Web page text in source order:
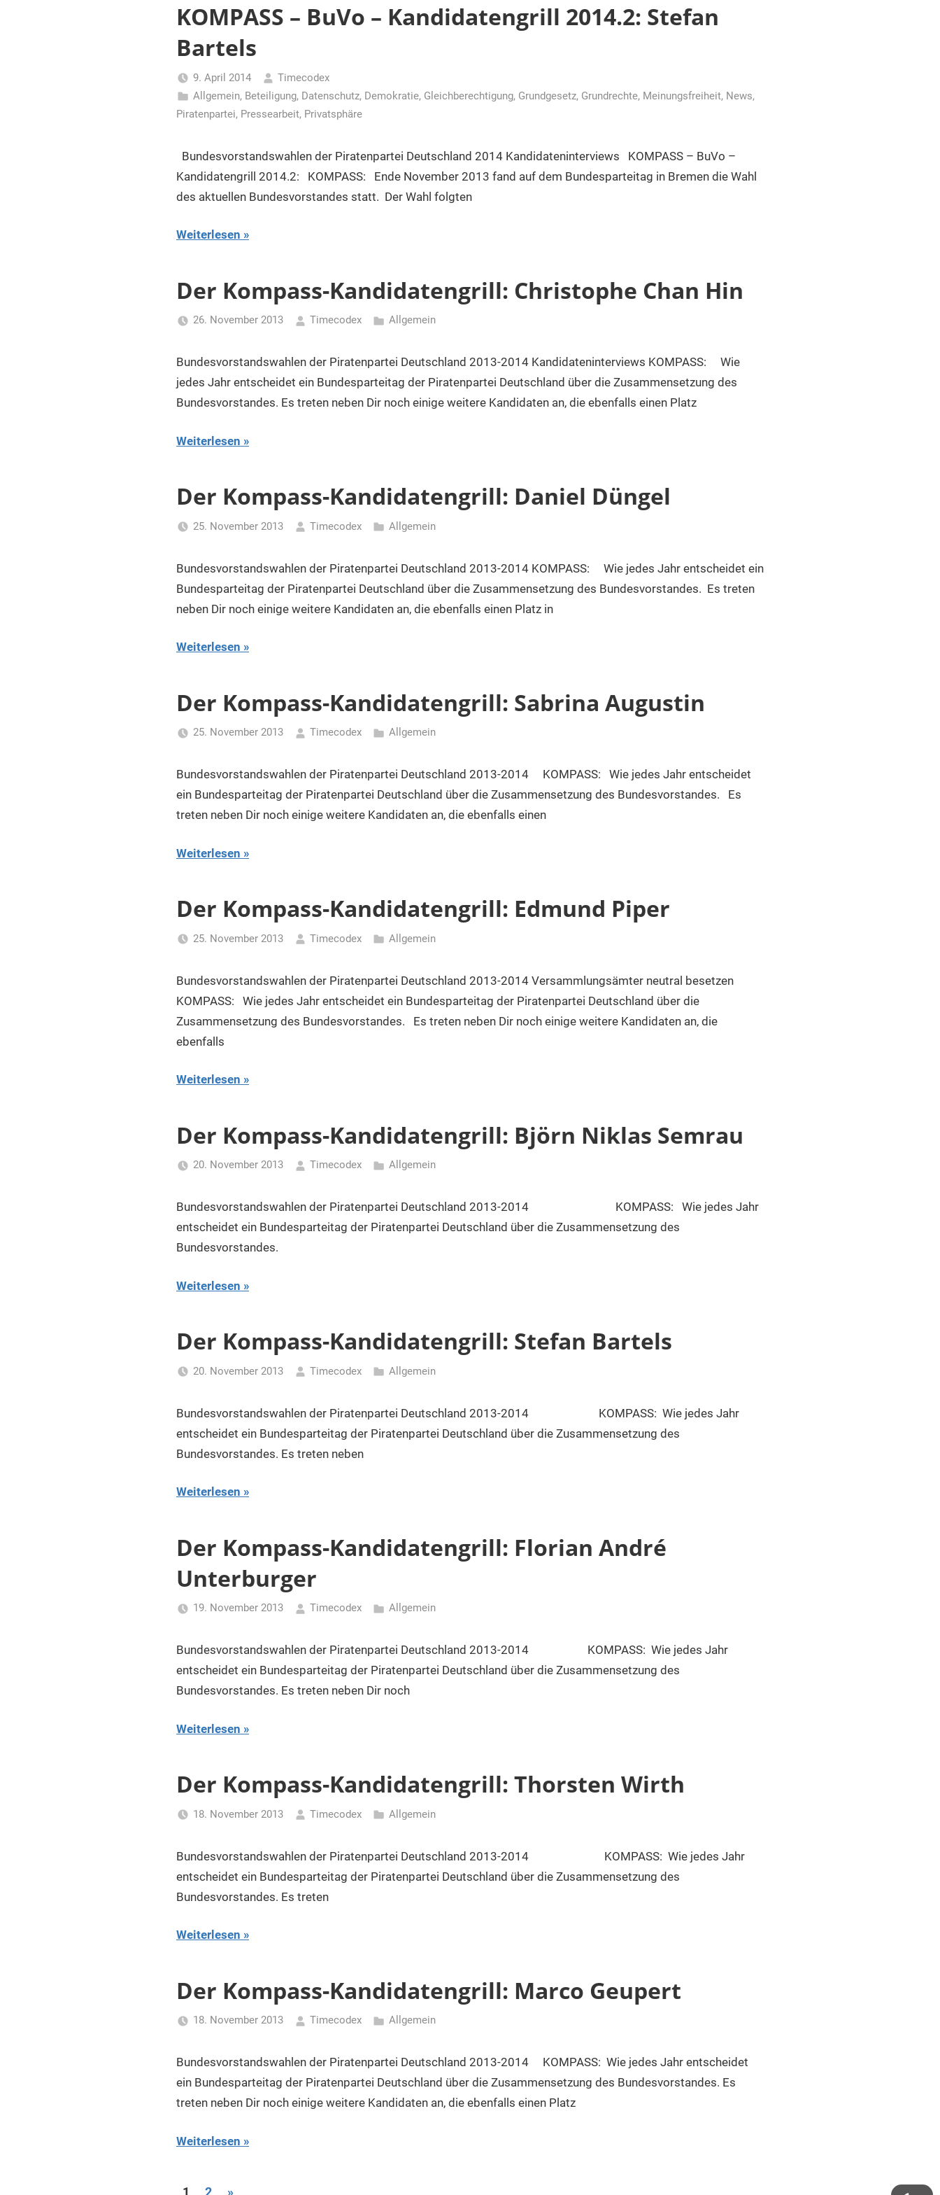
KOMPASS – BuVo – Kandidatengrill 2014.2: Stefan
Bartels
9. April 2014
Timecodex
Allgemein, Beteiligung, Datenschutz, Demokratie, Gleichberechtigung, Grundgesetz, Grundrechte, Meinungsfreiheit, News,
Piratenpartei, Pressearbeit, Privatsphäre
Bundesvorstandswahlen der Piratenpartei Deutschland 2014 Kandidateninterviews KOMPASS – BuVo –
Kandidatengrill 2014.2: KOMPASS: Ende November 2013 fand auf dem Bundesparteitag in Bremen die Wahl
des aktuellen Bundesvorstandes statt. Der Wahl folgten
Weiterlesen
Der Kompass-Kandidatengrill: Christophe Chan Hin
26. November 2013 Timecodex Allgemein
Bundesvorstandswahlen der Piratenpartei Deutschland 2013-2014 Kandidateninterviews KOMPASS: Wie
jedes Jahr entscheidet ein Bundesparteitag der Piratenpartei Deutschland über die Zusammensetzung des
Bundesvorstandes. Es treten neben Dir noch einige weitere Kandidaten an, die ebenfalls einen Platz
Weiterlesen
Der Kompass-Kandidatengrill: Daniel Düngel
25. November 2013 Timecodex Allgemein
Bundesvorstandswahlen der Piratenpartei Deutschland 2013-2014 KOMPASS: Wie jedes Jahr entscheidet ein
Bundesparteitag der Piratenpartei Deutschland über die Zusammensetzung des Bundesvorstandes. Es treten
neben Dir noch einige weitere Kandidaten an, die ebenfalls einen Platz in
Weiterlesen
Der Kompass-Kandidatengrill: Sabrina Augustin
25. November 2013 Timecodex Allgemein
Bundesvorstandswahlen der Piratenpartei Deutschland 2013-2014 KOMPASS: Wie jedes Jahr entscheidet
ein Bundesparteitag der Piratenpartei Deutschland über die Zusammensetzung des Bundesvorstandes. Es
treten neben Dir noch einige weitere Kandidaten an, die ebenfalls einen
Weiterlesen
Der Kompass-Kandidatengrill: Edmund Piper
25. November 2013 Timecodex Allgemein
Bundesvorstandswahlen der Piratenpartei Deutschland 2013-2014 Versammlungsämter neutral besetzen
KOMPASS: Wie jedes Jahr entscheidet ein Bundesparteitag der Piratenpartei Deutschland über die
Zusammensetzung des Bundesvorstandes. Es treten neben Dir noch einige weitere Kandidaten an, die
ebenfalls
Weiterlesen
Der Kompass-Kandidatengrill: Björn Niklas Semrau
20. November 2013 Timecodex Allgemein
Bundesvorstandswahlen der Piratenpartei Deutschland 2013-2014 KOMPASS: Wie jedes Jahr
entscheidet ein Bundesparteitag der Piratenpartei Deutschland über die Zusammensetzung des
Bundesvorstandes.
Weiterlesen
Der Kompass-Kandidatengrill: Stefan Bartels
20. November 2013 Timecodex Allgemein
Bundesvorstandswahlen der Piratenpartei Deutschland 2013-2014 KOMPASS: Wie jedes Jahr
entscheidet ein Bundesparteitag der Piratenpartei Deutschland über die Zusammensetzung des
Bundesvorstandes. Es treten neben
Weiterlesen
Der Kompass-Kandidatengrill: Florian André
Unterburger
19. November 2013 Timecodex Allgemein
Bundesvorstandswahlen der Piratenpartei Deutschland 2013-2014 KOMPASS: Wie jedes Jahr
entscheidet ein Bundesparteitag der Piratenpartei Deutschland über die Zusammensetzung des
Bundesvorstandes. Es treten neben Dir noch
Weiterlesen
Der Kompass-Kandidatengrill: Thorsten Wirth
18. November 2013 Timecodex Allgemein
Bundesvorstandswahlen der Piratenpartei Deutschland 2013-2014 KOMPASS: Wie jedes Jahr
entscheidet ein Bundesparteitag der Piratenpartei Deutschland über die Zusammensetzung des
Bundesvorstandes. Es treten
Weiterlesen
Der Kompass-Kandidatengrill: Marco Geupert
18. November 2013 Timecodex Allgemein
Bundesvorstandswahlen der Piratenpartei Deutschland 2013-2014 KOMPASS: Wie jedes Jahr entscheidet
ein Bundesparteitag der Piratenpartei Deutschland über die Zusammensetzung des Bundesvorstandes. Es
treten neben Dir noch einige weitere Kandidaten an, die ebenfalls einen Platz
Weiterlesen
1 2 Nächste
»